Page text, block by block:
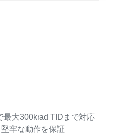
最大300krad TIDまで対応
牢な動作を保証